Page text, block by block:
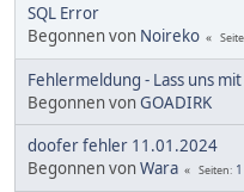
SQL Error
Begonnen von Noireko
Fehlermeldung - Lass uns
Begonnen vonGOADIRK
doofer fehler 11.01.2024
Begonnen vonWara Seiten 1